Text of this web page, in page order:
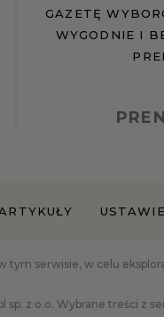
GAZETĘ
WYGODNIE I
serwisie, w celu
z o.o. Wybrane treści z